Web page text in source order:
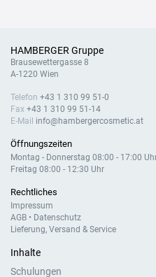
HAMBERGER Gruppe
Brausewettergasse 8
A-1220 Wien
Telefon +43 1 310 99 51-0
Fax +43 1 310 99 51-14
E-Mail info@hambergercosmetic.at
Öffnungszeiten
Montag - Donnerstag 08:00 - 17:00
Freitag 08:00 - 12:30 Uhr
Rechtliches
Impressum
AGB • Datenschutz
Lieferung, Versand & Service
Inhalte
Schulungen